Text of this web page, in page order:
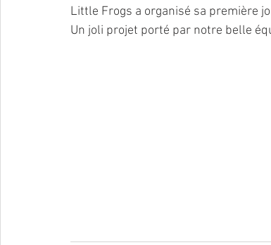
Little Frogs a organisé sa première
Un joli projet porté par notre belle